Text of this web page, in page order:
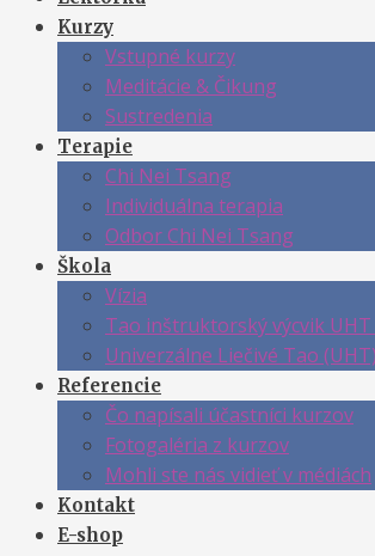
Kurzy
Vstupné kurzy
Meditácie & Čikung
Sustredenia
Terapie
Chi Nei Tsang
Individuálna terapia
Odbor Chi Nei Tsang
Škola
Vízia
Tao inštruktorský výcvik UHT
Univerzálne Liečivé Tao (UHT)
Referencie
Čo napísali účastníci kurzov
Fotogaléria z kurzov
Mohli ste nás vidieť v médiách
Kontakt
E-shop